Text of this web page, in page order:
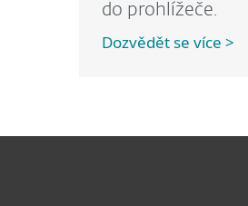
do prohlížeče.
Dozvědět se více >